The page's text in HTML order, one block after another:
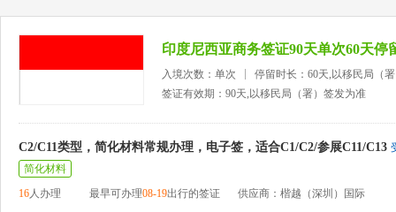
印度尼西亚商务签证90天单次60天停
入境次数：单次
停留时长：60天,以移民局（
签证有效期：90天,以移民局（署）签发为准
C2/C11类型，简化材料常规办理，电子签，适合C1/C2/参展C11/C13
简化材料
16人办理 最早可办理08-19出行的签证 供应商：楷越（深圳）国际